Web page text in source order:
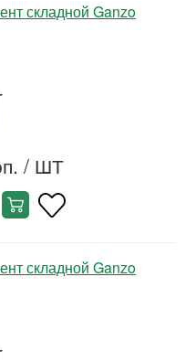
складной Ganzo
/ ШТ
складной Ganzo